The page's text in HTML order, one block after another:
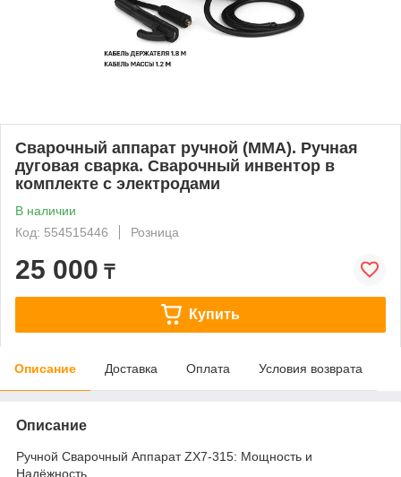
Сварочный аппарат ручной (ММА). Ручная
дуговая сварка. Сварочный инвентор в
комплекте с электродами
В наличии
Код: 554515446
Розница
25 000 ₸
Купить
Описание Доставка Оплата Условия возврата
Описание
Ручной Сварочный Аппарат ZX7-315: Мощность и
Надёжность